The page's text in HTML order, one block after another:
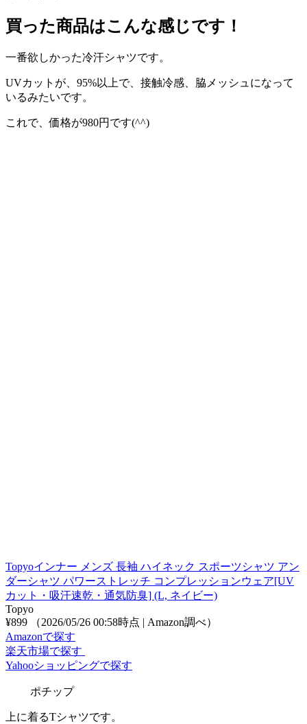
買った商品はこんな感じです！
一番欲しかった冷汗シャツです。
UVカットが、95%以上で、接触冷感、脇メッシュになって
いるみたいです。
これで、価格が980円です(^^)
Topyoインナー メンズ 長袖 ハイネック スポーツシャツ アン
ダーシャツ パワーストレッチ コンプレッションウェア[UV
カット・吸汗速乾・通気防臭] (L, ネイビー)
Topyo
¥899
（2026/05/26 00:58時点 | Amazon調べ）
Amazonで探す
楽天市場で探す
Yahooショッピングで探す
ポチップ
上に着るTシャツです。